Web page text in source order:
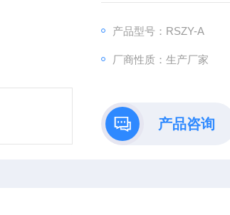
产品型号：RSZY-A
厂商性质：生产厂家
产品咨询